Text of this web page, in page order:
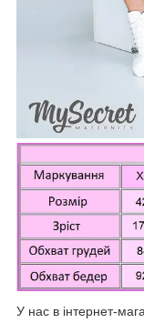
У нас в інтернет-